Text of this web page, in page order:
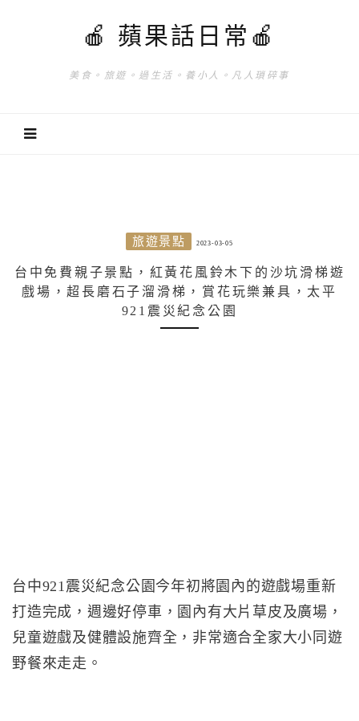
🍎 蘋果話日常🍎
美食。旅遊。過生活。養小人。凡人瑣碎事
旅遊景點 2023-03-05
台中免費親子景點，紅黃花風鈴木下的沙坑滑梯遊
戲場，超長磨石子溜滑梯，賞花玩樂兼具，太平
921震災紀念公園
台中921震災紀念公園今年初將園內的遊戲場重新
打造完成，週邊好停車，園內有大片草皮及廣場，
兒童遊戲及健體設施齊全，非常適合全家大小同遊
野餐來走走。